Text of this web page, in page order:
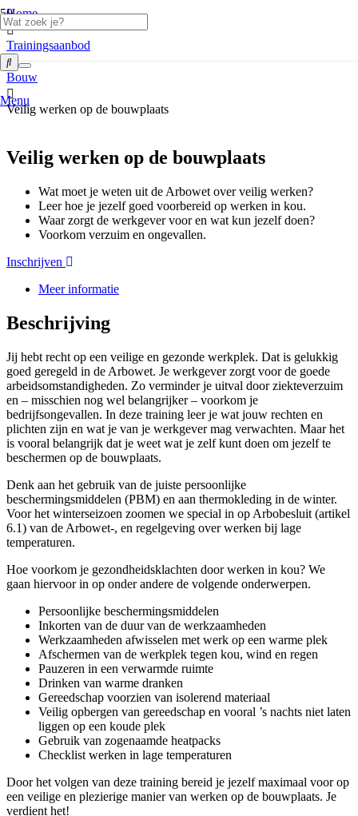
Menu
Home
Trainingsaanbod
Bouw
Veilig werken op de bouwplaats
Veilig werken op de bouwplaats
Wat moet je weten uit de Arbowet over veilig werken?
Leer hoe je jezelf goed voorbereid op werken in kou.
Waar zorgt de werkgever voor en wat kun jezelf doen?
Voorkom verzuim en ongevallen.
Inschrijven
Meer informatie
Beschrijving
Jij hebt recht op een veilige en gezonde werkplek. Dat is gelukkig
goed geregeld in de Arbowet. Je werkgever zorgt voor de goede
arbeidsomstandigheden. Zo verminder je uitval door ziekteverzuim
en – misschien nog wel belangrijker – voorkom je
bedrijfsongevallen. In deze training leer je wat jouw rechten en
plichten zijn en wat je van je werkgever mag verwachten. Maar het
is vooral belangrijk dat je weet wat je zelf kunt doen om jezelf te
beschermen op de bouwplaats.
Denk aan het gebruik van de juiste persoonlijke
beschermingsmiddelen (PBM) en aan thermokleding in de winter.
Voor het winterseizoen zoomen we special in op Arbobesluit (artikel
6.1) van de Arbowet-, en regelgeving over werken bij lage
temperaturen.
Hoe voorkom je gezondheidsklachten door werken in kou? We
gaan hiervoor in op onder andere de volgende onderwerpen.
Persoonlijke beschermingsmiddelen
Inkorten van de duur van de werkzaamheden
Werkzaamheden afwisselen met werk op een warme plek
Afschermen van de werkplek tegen kou, wind en regen
Pauzeren in een verwarmde ruimte
Drinken van warme dranken
Gereedschap voorzien van isolerend materiaal
Veilig opbergen van gereedschap en vooral ’s nachts niet laten
liggen op een koude plek
Gebruik van zogenaamde heatpacks
Checklist werken in lage temperaturen
Door het volgen van deze training bereid je jezelf maximaal voor op
een veilige en plezierige manier van werken op de bouwplaats. Je
verdient het!